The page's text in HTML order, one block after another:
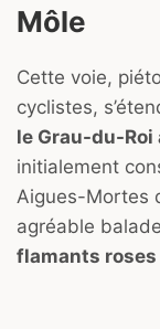
Môle
Cette voie,
cyclistes,
le Grau-du-
initialement
Aigues-Mortes
agréable
flamants roses